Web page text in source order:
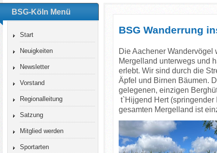
BSG-Köln Menü
Start
Neuigkeiten
Newsletter
Vorstand
Regionalleitung
Satzung
Mitglied werden
Sportarten
BSG Wanderrung
Die Aachener Wandervögel
Mergelland unterwegs und
erlebt. Wir sind durch die
Äpfel und Birnen Bäumen.
gelegenen, einzigen
t`Hijgend Hert
gesamten Mergelland ist